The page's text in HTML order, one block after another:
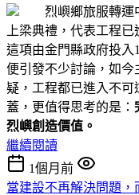
烈嶼鄉旅服轉運中
上梁典禮，代表工程
這項由金門縣政府投入
便引發不少討論，如
疑，工程都已進入不
蓋，更值得思考的是：
烈嶼創造價值。
繼續閱讀
1個月前
當建設不再解決問題，